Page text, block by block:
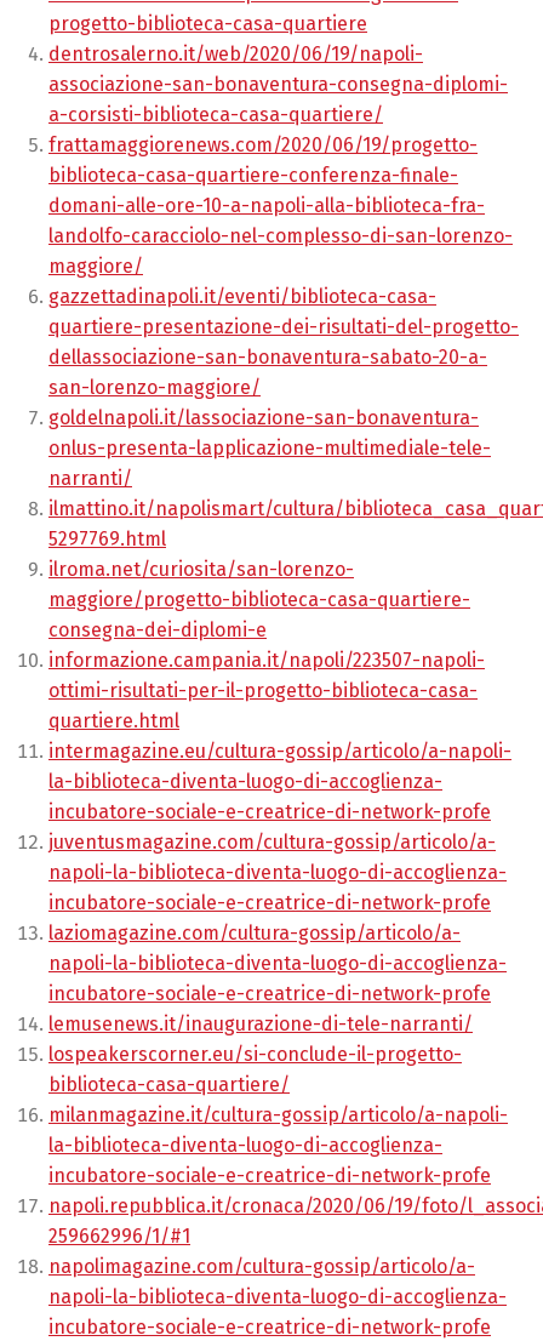
progetto-biblioteca-casa-quartiere
dentrosalerno.it/web/2020/06/19/napoli-
associazione-san-bonaventura-consegna-diplomi-
a-corsisti-biblioteca-casa-quartiere/
frattamaggiorenews.com/2020/06/19/progetto-
biblioteca-casa-quartiere-conferenza-finale-
domani-alle-ore-10-a-napoli-alla-biblioteca-fra-
landolfo-caracciolo-nel-complesso-di-san-lorenzo-
maggiore/
gazzettadinapoli.it/eventi/biblioteca-casa-
quartiere-presentazione-dei-risultati-del-progetto-
dellassociazione-san-bonaventura-sabato-20-a-
san-lorenzo-maggiore/
goldelnapoli.it/lassociazione-san-bonaventura-
onlus-presenta-lapplicazione-multimediale-tele-
narranti/
ilmattino.it/napolismart/cultura/
5297769.html
ilroma.net/curiosita/san-lorenzo-
maggiore/progetto-biblioteca-casa-quartiere-
consegna-dei-diplomi-e
informazione.campania.it/napoli/223507-napoli-
ottimi-risultati-per-il-progetto-biblioteca-casa-
quartiere.html
intermagazine.eu/cultura-gossip/articolo/a-napoli-
la-biblioteca-diventa-luogo-di-accoglienza-
incubatore-sociale-e-creatrice-di-network-profe
juventusmagazine.com/cultura-gossip/articolo/a-
napoli-la-biblioteca-diventa-luogo-di-accoglienza-
incubatore-sociale-e-creatrice-di-network-profe
laziomagazine.com/cultura-gossip/articolo/a-
napoli-la-biblioteca-diventa-luogo-di-accoglienza-
incubatore-sociale-e-creatrice-di-network-profe
lemusenews.it/inaugurazione-di-tele-narranti/
lospeakerscorner.eu/si-conclude-il-progetto-
biblioteca-casa-quartiere/
milanmagazine.it/cultura-gossip/articolo/a-napoli-
la-biblioteca-diventa-luogo-di-accoglienza-
incubatore-sociale-e-creatrice-di-network-profe
napoli.repubblica.it/cronaca/2020/06/19/foto/
259662996/1/#1
napolimagazine.com/cultura-gossip/articolo/a-
napoli-la-biblioteca-diventa-luogo-di-accoglienza-
incubatore-sociale-e-creatrice-di-network-profe